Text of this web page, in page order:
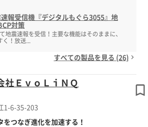
報受信機『デジタルもぐら3055』地
対策
地震速報を受信！主要な機能はそのままに、
く！放送...
すべての製品を見る (26)
社ＥｖｏＬｉＮＱ
1-6-35-203
をつなぎ進化を加速する！